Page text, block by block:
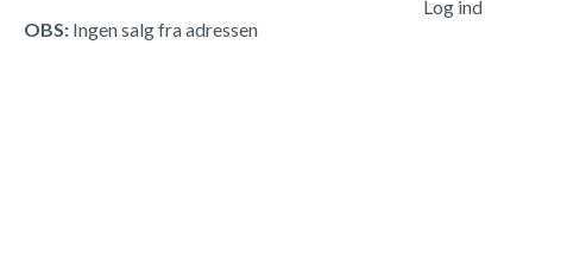
OBS: Ingen salg fra adressen
Log ind